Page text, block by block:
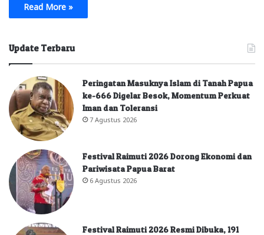
Read More »
Update Terbaru
Peringatan Masuknya Islam di Tanah Papua
ke-666 Digelar Besok, Momentum Perkuat
Iman dan Toleransi
7 Agustus 2026
Festival Raimuti 2026 Dorong Ekonomi dan
Pariwisata Papua Barat
6 Agustus 2026
Festival Raimuti 2026 Resmi Dibuka, 191